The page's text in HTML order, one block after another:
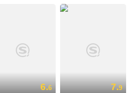
6.6 7.9